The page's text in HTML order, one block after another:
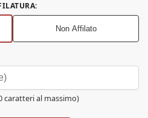
:
Non Affilato
caratteri al massimo)